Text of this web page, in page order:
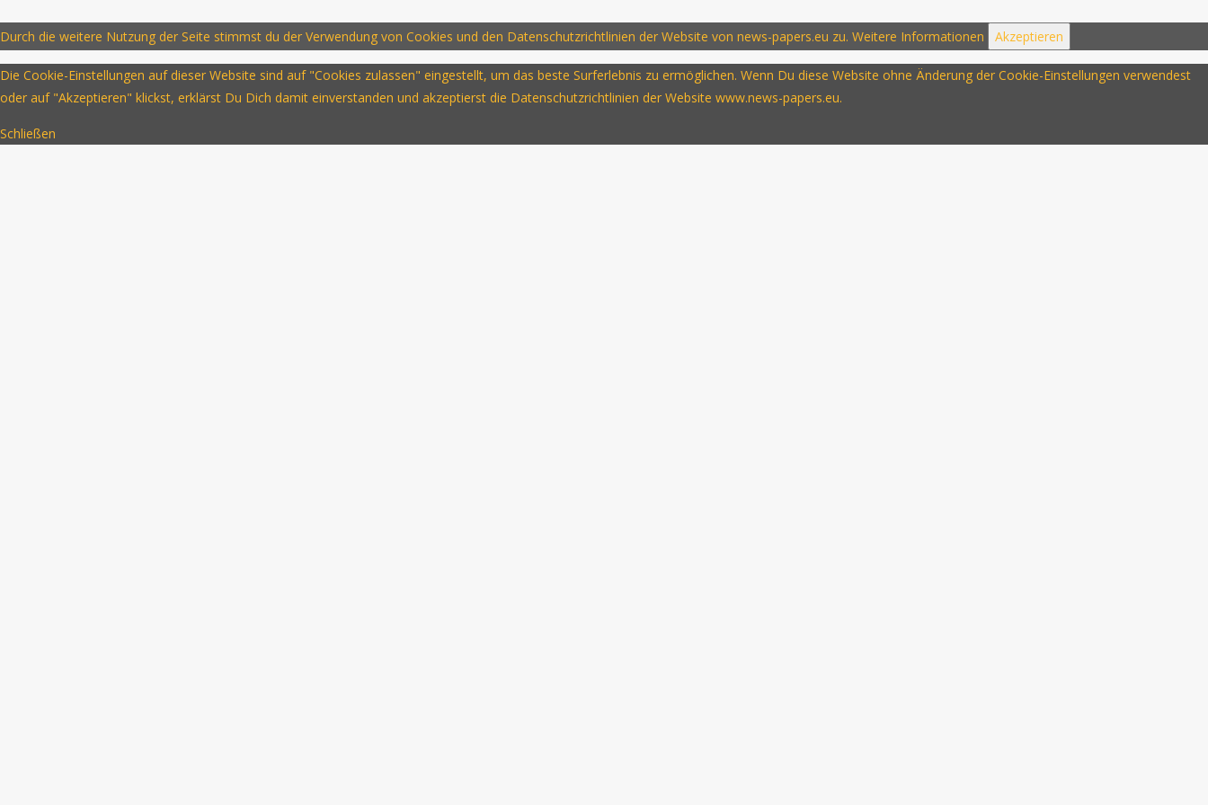
Durch die weitere Nutzung der Seite stimmst du der Verwendung von Cookies und den Datenschutzrichtlinien der Website von news-papers.eu zu. Weitere Informationen Akzeptieren
Die Cookie-Einstellungen auf dieser Website sind auf "Cookies zulassen" eingestellt, um das beste Surferlebnis zu ermöglichen. Wenn Du diese Website ohne Änderung der Cookie-Einstellungen verwendest
oder auf "Akzeptieren" klickst, erklärst Du Dich damit einverstanden und akzeptierst die Datenschutzrichtlinien der Website www.news-papers.eu.
Schließen